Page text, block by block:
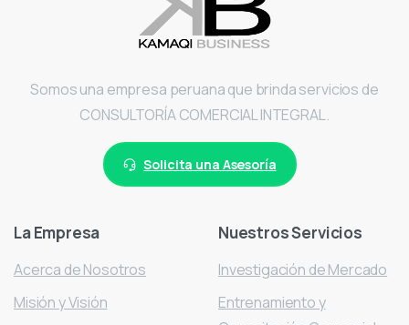
Somos una empresa peruana que brinda servicios de
CONSULTORÍA COMERCIAL INTEGRAL.
Solicita una Asesoría
LaEmpresa
Acerca de Nosotros
Misión y Visión
NuestrosServicios
Investigación de Mercado
Entrenamiento y